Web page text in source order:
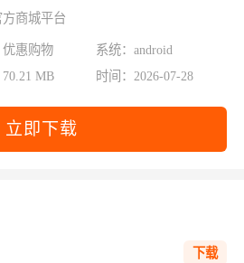
方商城平台
优惠购物
系统：android
MB
时间：2026-07-28
立即下载
下载